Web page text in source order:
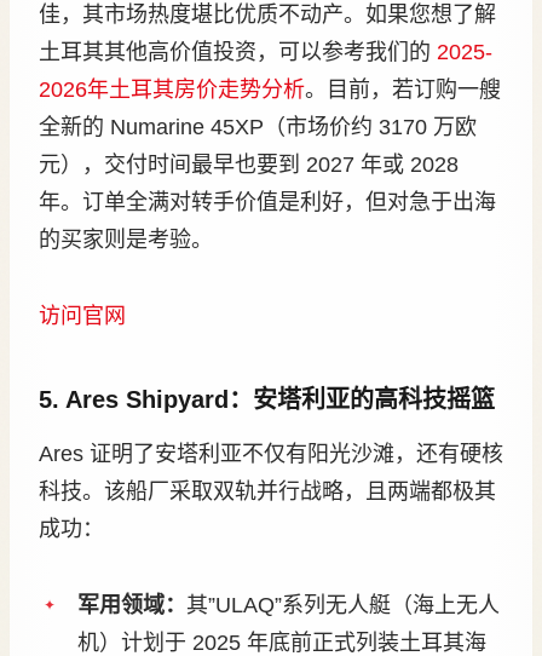
佳，其市场热度堪比优质不动产。如果您想了解
土耳其其他高价值投资，可以参考我们的 2025-
2026年土耳其房价走势分析。目前，若订购一艘
全新的 Numarine 45XP（市场价约 3170 万欧
元），交付时间最早也要到 2027 年或 2028
年。订单全满对转手价值是利好，但对急于出海
的买家则是考验。
访问官网
5. Ares Shipyard：安塔利亚的高科技摇篮
Ares 证明了安塔利亚不仅有阳光沙滩，还有硬核
科技。该船厂采取双轨并行战略，且两端都极其
成功：
军用领域： 其”ULAQ”系列无人艇（海上无人
机）计划于 2025 年底前正式列装土耳其海